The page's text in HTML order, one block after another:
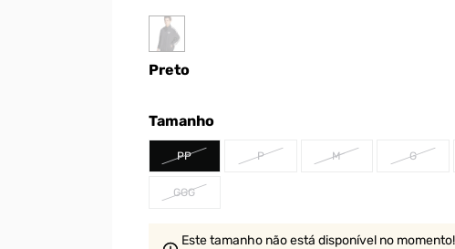
Preto
Tamanho
PP P M G
GGG
Este tamanho não está disponível no momento!